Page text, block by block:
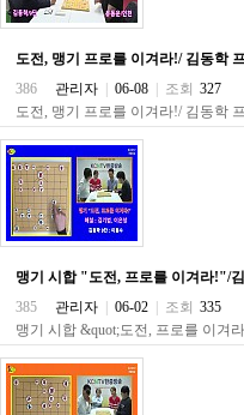
직
도
링
크
114
24
간
대
18
모
아
비
도전, 맹기 프로를 이겨라!/ 김동학
386
관리자 06-08 조회 327
도전, 맹기 프로를 이겨라!/ 김동학
맹기 시합 "도전, 프로를 이겨라!"/
385
관리자 06-02 조회 335
맹기 시합 &quot;도전, 프로를 이겨